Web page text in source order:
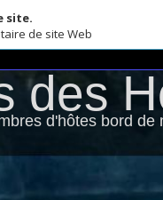
Web
LA
bord de mer